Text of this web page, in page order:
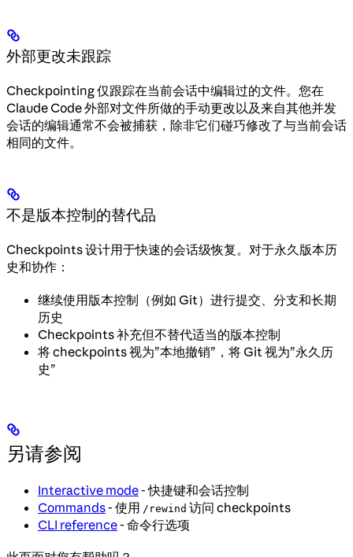
外部更改未跟踪
Checkpointing 仅跟踪在当前会话中编辑过的文件。您在
Claude Code 外部对文件所做的手动更改以及来自其他并发
会话的编辑通常不会被捕获，除非它们碰巧修改了与当前会话
相同的文件。
不是版本控制的替代品
Checkpoints 设计用于快速的会话级恢复。对于永久版本历
史和协作：
继续使用版本控制（例如 Git）进行提交、分支和长期
历史
Checkpoints 补充但不替代适当的版本控制
将 checkpoints 视为”本地撤销”，将 Git 视为”永久历
史”
另请参阅
Interactive mode- 快捷键和会话控制
Commands- 使用 /rewind 访问 checkpoints
CLI reference- 命令行选项